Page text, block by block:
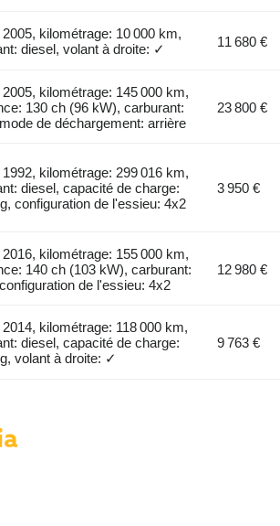
kilométrage: 10 000 km,
diesel, volant à droite: ✓
11 680 €
kilométrage: 145 000 km,
130 ch (96 kW), carburant:
de déchargement: arrière
23 800 €
kilométrage: 299 016 km,
diesel, capacité de charge:
configuration de l'essieu: 4x2
3 950 €
kilométrage: 155 000 km,
140 ch (103 kW), carburant:
de l'essieu: 4x2
12 980 €
kilométrage: 118 000 km,
diesel, capacité de charge:
volant à droite: ✓
9 763 €